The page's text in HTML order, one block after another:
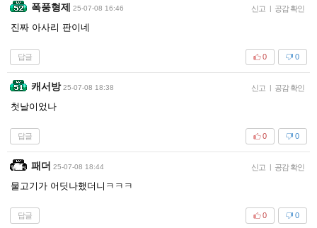
폭풍형제 25-07-08 16:46 신고 | 공감 확인
진짜 아사리 판이네
답글 0
0
캐서방 25-07-08 18:38 신고 | 공감 확인
첫날이었나
답글 0
0
패더 25-07-08 18:44 신고 | 공감 확인
물고기가 어딧나했더니ㅋㅋㅋ
답글 0
0